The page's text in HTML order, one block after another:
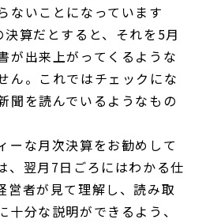
ないことになっています
算だとすると、それを5月
が出来上がってくるような
ん。これではチェックにな
聞を読んでいるようなもの
ーな月次決算をお勧めして
、翌月7日ごろにはわかる仕
営者が見て理解し、読み取
十分な説明ができるよう、